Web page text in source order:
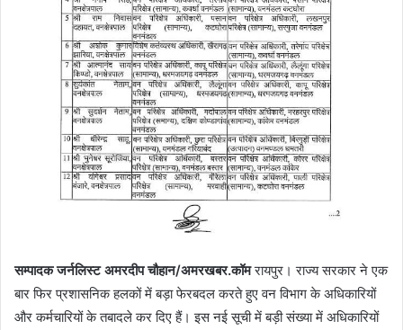
सम्पादक जर्नलिस्ट अमरदीप चौहान/अमरखबर.कॉमरायपुर। राज्य सरकार ने एक
बार फिर प्रशासनिक हलकों में बड़ा फेरबदल करते हुए वन विभाग के अधिकारियों
और कर्मचारियों के तबादले कर दिए हैं। इस नई सूची में बड़ी संख्या में अधिकारियों